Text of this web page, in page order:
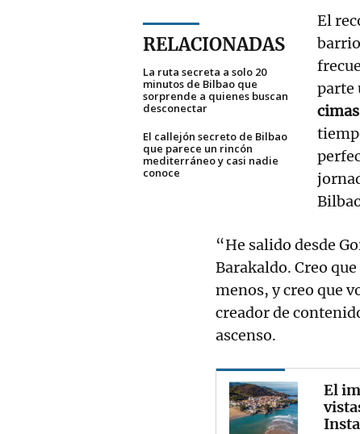
RELACIONADAS
La ruta secreta a solo 20
minutos de Bilbao que
sorprende a quienes buscan
desconectar
El callejón secreto de Bilbao
que parece un rincón
mediterráneo y casi nadie
conoce
El
parte
“He salido desde
Barakaldo. Creo
menos, y creo que
creador de
ascenso.
El